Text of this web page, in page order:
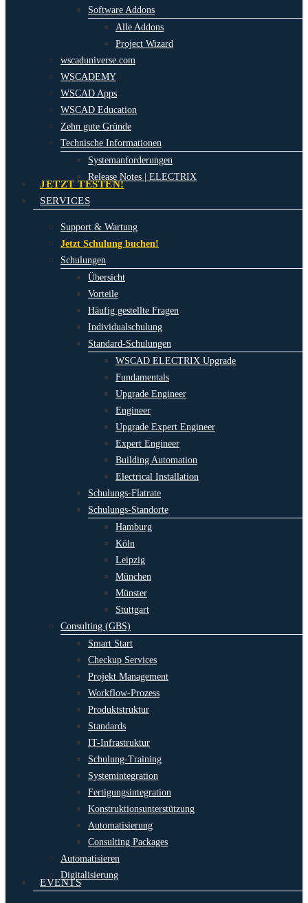
Software Addons
Alle Addons
Project Wizard
wscaduniverse.com
WSCADEMY
WSCAD Apps
WSCAD Education
Zehn gute Gründe
Technische Informationen
Systemanforderungen
Release Notes | ELECTRIX
JETZT TESTEN!
SERVICES
Support & Wartung
Jetzt Schulung buchen!
Schulungen
Übersicht
Vorteile
Häufig gestellte Fragen
Individualschulung
Standard-Schulungen
WSCAD ELECTRIX Upgrade
Fundamentals
Upgrade Engineer
Engineer
Upgrade Expert Engineer
Expert Engineer
Building Automation
Electrical Installation
Schulungs-Flatrate
Schulungs-Standorte
Hamburg
Köln
Leipzig
München
Münster
Stuttgart
Consulting (GBS)
Smart Start
Checkup Services
Projekt Management
Workflow-Prozess
Produktstruktur
Standards
IT-Infrastruktur
Schulung-Training
Systemintegration
Fertigungsintegration
Konstruktionsunterstützung
Automatisierung
Consulting Packages
Automatisieren
Digitalisierung
EVENTS